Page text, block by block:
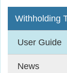
Withholding
User Guide
News